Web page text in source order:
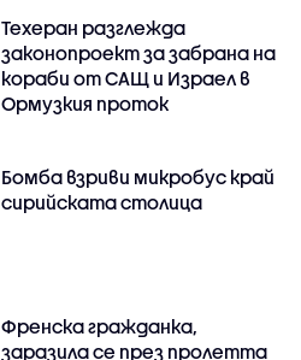
Техеран разглежда
законопроект за забрана на
кораби от САЩ и Израел в
Ормузкия проток
Бомба взриви микробус край
сирийската столица
Френска гражданка,
заразила се през пролетта